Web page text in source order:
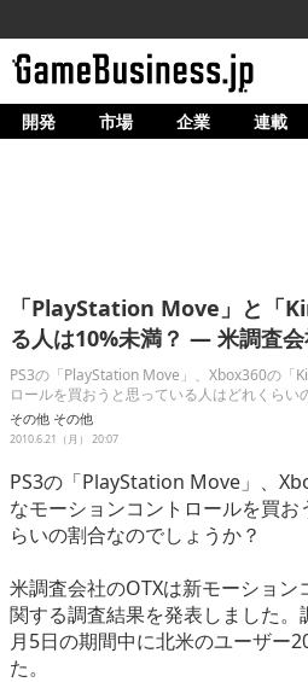
ホーム
企業動向
人材育成
産業政策
イベント/セミナー
開発 市場 企業 連載
「PlayStation Move」と「
る人は10%未満？ ― 米調査
PS3の「PlayStation Move」、Xbox360の「
ロールを買おうと思っている人はどれくらい
その他 その他
2010.6.21（月） 20:07
PS3の「PlayStation Move」、
なモーションコントロールを買お
らいの割合なのでしょうか？
米調査会社のOTXは新モーショ
関する調査結果を発表しました
月5日の期間中に北米のユーザー
た。